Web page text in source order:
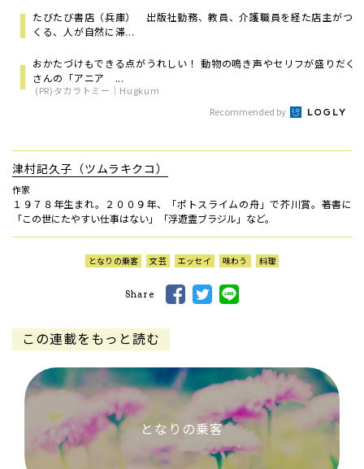
たびたび書店（兵庫） 出版社勤務、教員、介護職員を経た店主がつ
くる、人が自然に滞...
おかたづけもできる点がうれしい！ 動物の鳴き声やセリフが盛りだく
さんの「アニア ...
(PR)タカラトミー｜Hugkum
Recommended by
津村記久子（ツムラキクコ）
作家
１９７８年生まれ。２００９年、「ポトスライムの舟」で芥川賞。著書に
「この世にたやすい仕事はない」「浮遊霊ブラジル」など。
となりの乗客 文芸 エッセイ 味わう 料理
Share
この連載をもっと読む
となりの乗客